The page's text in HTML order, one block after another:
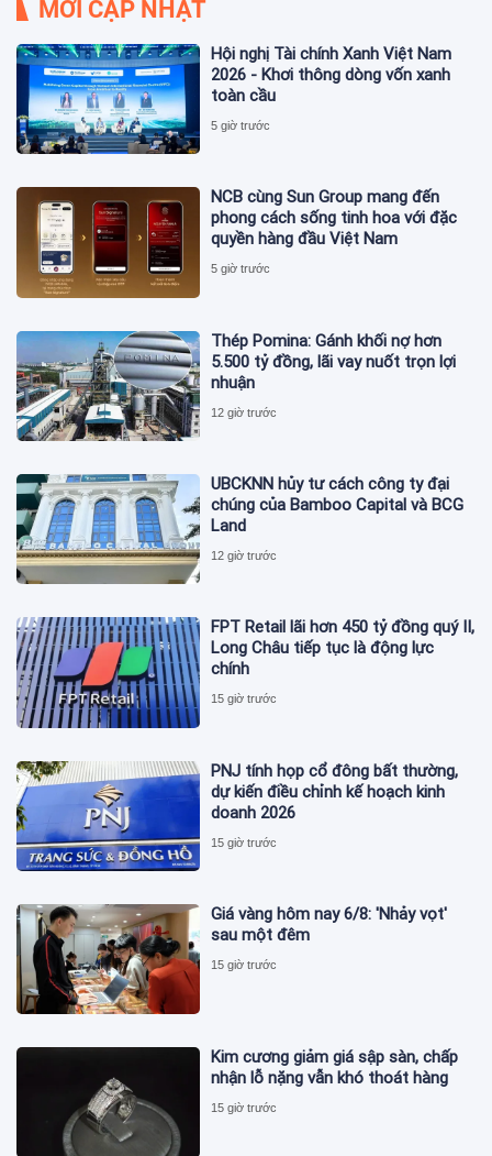
MỚI CẬP NHẬT
Hội nghị Tài chính Xanh Việt Nam
2026 - Khơi thông dòng vốn xanh
toàn cầu
5 giờ trước
NCB cùng Sun Group mang đến
phong cách sống tinh hoa với đặc
quyền hàng đầu Việt Nam
5 giờ trước
Thép Pomina: Gánh khối nợ hơn
5.500 tỷ đồng, lãi vay nuốt trọn lợi
nhuận
12 giờ trước
UBCKNN hủy tư cách công ty đại
chúng của Bamboo Capital và BCG
Land
12 giờ trước
FPT Retail lãi hơn 450 tỷ đồng quý II,
Long Châu tiếp tục là động lực
chính
15 giờ trước
PNJ tính họp cổ đông bất thường,
dự kiến điều chỉnh kế hoạch kinh
doanh 2026
15 giờ trước
Giá vàng hôm nay 6/8: 'Nhảy vọt'
sau một đêm
15 giờ trước
Kim cương giảm giá sập sàn, chấp
nhận lỗ nặng vẫn khó thoát hàng
15 giờ trước